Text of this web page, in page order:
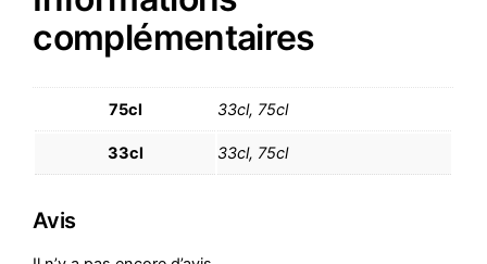
complémentaires
75cl 33cl, 75cl
33cl 33cl, 75cl
Avis